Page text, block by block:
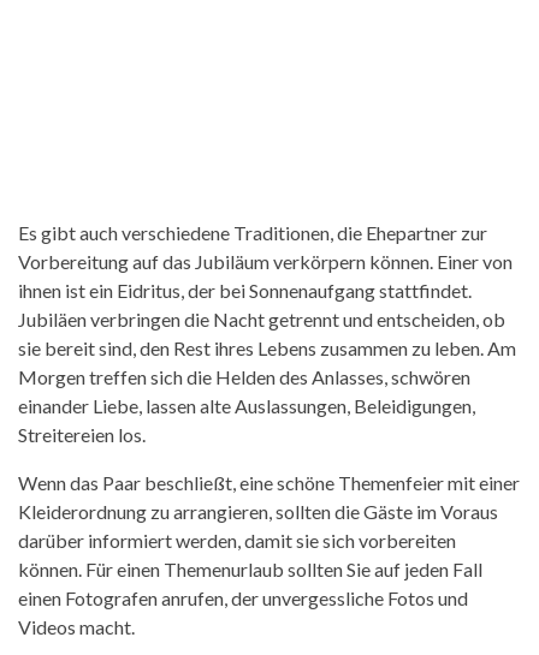
Es gibt auch verschiedene Traditionen, die Ehepartner zur
Vorbereitung auf das Jubiläum verkörpern können. Einer von
ihnen ist ein Eidritus, der bei Sonnenaufgang stattfindet.
Jubiläen verbringen die Nacht getrennt und entscheiden, ob
sie bereit sind, den Rest ihres Lebens zusammen zu leben. Am
Morgen treffen sich die Helden des Anlasses, schwören
einander Liebe, lassen alte Auslassungen, Beleidigungen,
Streitereien los.
Wenn das Paar beschließt, eine schöne Themenfeier mit einer
Kleiderordnung zu arrangieren, sollten die Gäste im Voraus
darüber informiert werden, damit sie sich vorbereiten
können. Für einen Themenurlaub sollten Sie auf jeden Fall
einen Fotografen anrufen, der unvergessliche Fotos und
Videos macht.